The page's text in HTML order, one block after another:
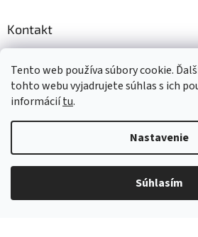
Tento web používa súbory cookie.
tohto webu vyjadrujete súhlas s ich
informáciítu.
Nastavenie
Súhlasím
Vážení zákazníci, z dôvodu dovoleniek môže v
dochádzať ku predĺženiu dodacích lehôt. Od
pozastavený aj osobný odber na našom
Kontakt
+421 905 288 228
+421 905 288 228
FB JAMA LEVOVA